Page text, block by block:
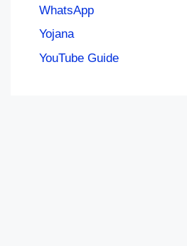
WhatsApp
Yojana
YouTube Guide